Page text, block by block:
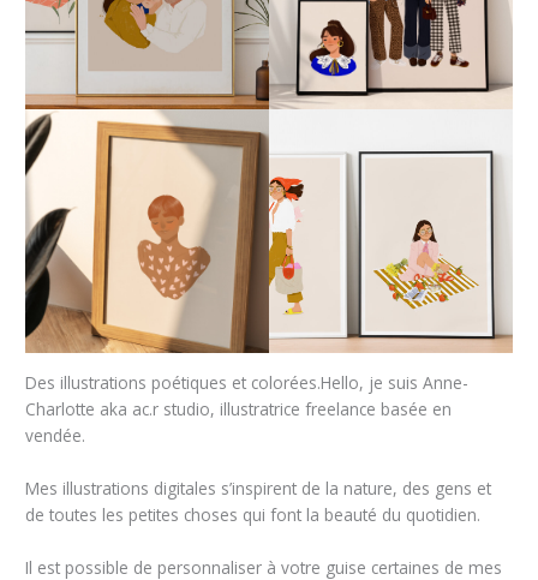
Des illustrations poétiques et colorées.Hello, je suis Anne-
Charlotte aka ac.r studio, illustratrice freelance basée en
vendée.
Mes illustrations digitales s’inspirent de la nature, des gens et
de toutes les petites choses qui font la beauté du quotidien.
Il est possible de personnaliser à votre guise certaines de mes